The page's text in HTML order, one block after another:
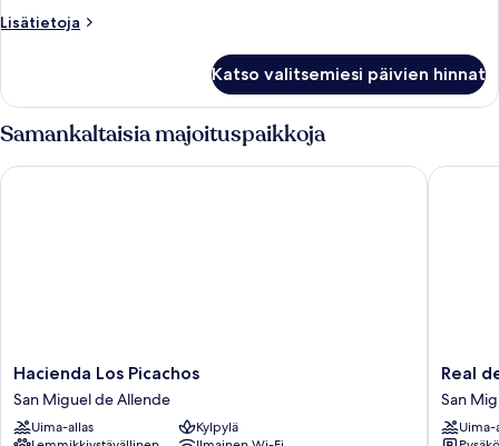
puutarhaan
Lisätietoja
Lisätietoja
2
makuuhuonetta,
tupakointi
näköala
Katso valitsemiesi päivien hinnat
Samankaltaisia majoituspaikkoja
Hacienda
Los
Picachos
San
Hacienda Los Picachos
San Miguel de Allende
Uima-allas
Kylpylä
Hacienda Los Picachos
Real
de
Minas
San
Real
San
Uima-
Real de